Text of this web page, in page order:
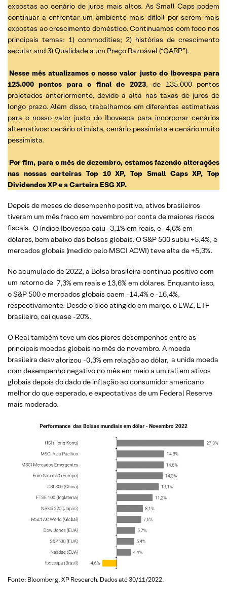
expostas ao cenário de juros mais altos. As Small Caps podem
continuar a enfrentar um ambiente mais difícil por serem mais
expostas ao crescimento doméstico. Continuamos com foco nos
principais temas: 1) commodities; 2) histórias de crescimento
secular and 3) Qualidade a um Preço Razoável (“QARP”).
Nesse mês atualizamos o nosso valor justo do Ibovespa para
125.000 pontos para o final de 2023, de 135.000 pontos
projetados anteriormente, devido a alta nas taxas de juros de
longo prazo. Além disso, trabalhamos em diferentes estimativas
para o nosso valor justo do Ibovespa para incorporar cenários
alternativos: cenário otimista, cenário pessimista e cenário muito
pessimista.
Por fim, para o mês de dezembro, estamos fazendo alterações
nas nossas carteiras Top 10 XP, Top Small Caps XP, Top
Dividendos XP e a Carteira ESG XP.
Depois de meses de desempenho positivo, ativos brasileiros
tiveram um mês fraco em novembro por conta de maiores riscos
fiscais. O índice Ibovespa caiu -3,1% em reais, e -4,6% em
dólares, bem abaixo das bolsas globais. O S&P 500 subiu +5,4%, e
mercados globais (medido pelo MSCI ACWI) teve alta de +5,3%.
No acumulado de 2022, a Bolsa brasileira continua positivo com
um retorno de 7,3% em reais e 13,6% em dólares. Enquanto isso,
o S&P 500 e mercados globais caem -14,4% e -16,4%,
respectivamente. Desde o pico atingido em março, o EWZ, ETF
brasileiro, cai quase -20%.
O Real também teve um dos piores desempenhos entre as
principais moedas globais no mês de novembro. A moeda
brasileira desvalorizou -0,3% em relação ao dólar, a unida moeda
com desempenho negativo no mês em meio a um rali em ativos
globais depois do dado de inflação ao consumidor americano
melhor do que esperado, e expectativas de um Federal Reserve
mais moderado.
Fonte: Bloomberg, XP Research. Dados até 30/11/2022.